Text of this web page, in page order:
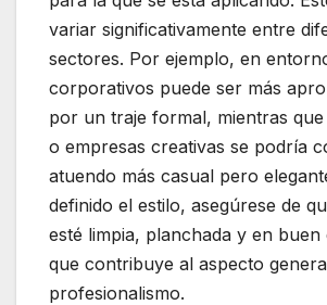
variar significativamente entre
sectores. Por ejemplo, en
corporativos puede ser más
por un traje formal, mientras
o empresas creativas se podría
atuendo más casual pero
definido el estilo, asegúrese de
esté limpia, planchada y en buen
que contribuye al aspecto
profesionalismo.